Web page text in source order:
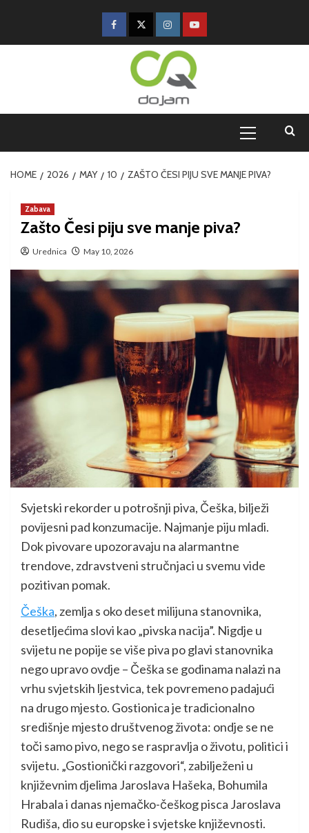
HOME 2026 MAY 10 ZAŠTO ČESI PIJU SVE MANJE PIVA?
Zabava
Zašto Česi piju sve manje piva?
Urednica May 10, 2026
Svjetski rekorder u potrošnji piva, Češka, bilježi
povijesni pad konzumacije. Najmanje piju mladi.
Dok pivovare upozoravaju na alarmantne
trendove, zdravstveni stručnjaci u svemu vide
pozitivan pomak.
Češka, zemlja s oko deset milijuna stanovnika,
desetljećima slovi kao „pivska nacija”. Nigdje u
svijetu ne popije se više piva po glavi stanovnika
nego upravo ovdje – Češka se godinama nalazi na
vrhu svjetskih ljestvica, tek povremeno padajući
na drugo mjesto. Gostionica je tradicionalno
središnje mjesto društvenog života: ondje se ne
toči samo pivo, nego se raspravlja o životu, politici i
svijetu. „Gostionički razgovori“, zabilježeni u
književnim djelima Jaroslava Hašeka, Bohumila
Hrabala i danas njemačko-češkog pisca Jaroslava
Rudiša, dio su europske i svjetske književnosti.